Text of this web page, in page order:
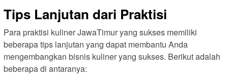
Tips Lanjutan dari Praktisi
Para praktisi kuliner JawaTimur yang sukses memiliki
beberapa tips lanjutan yang dapat membantu Anda
mengembangkan bisnis kuliner yang sukses. Berikut adalah
beberapa di antaranya: